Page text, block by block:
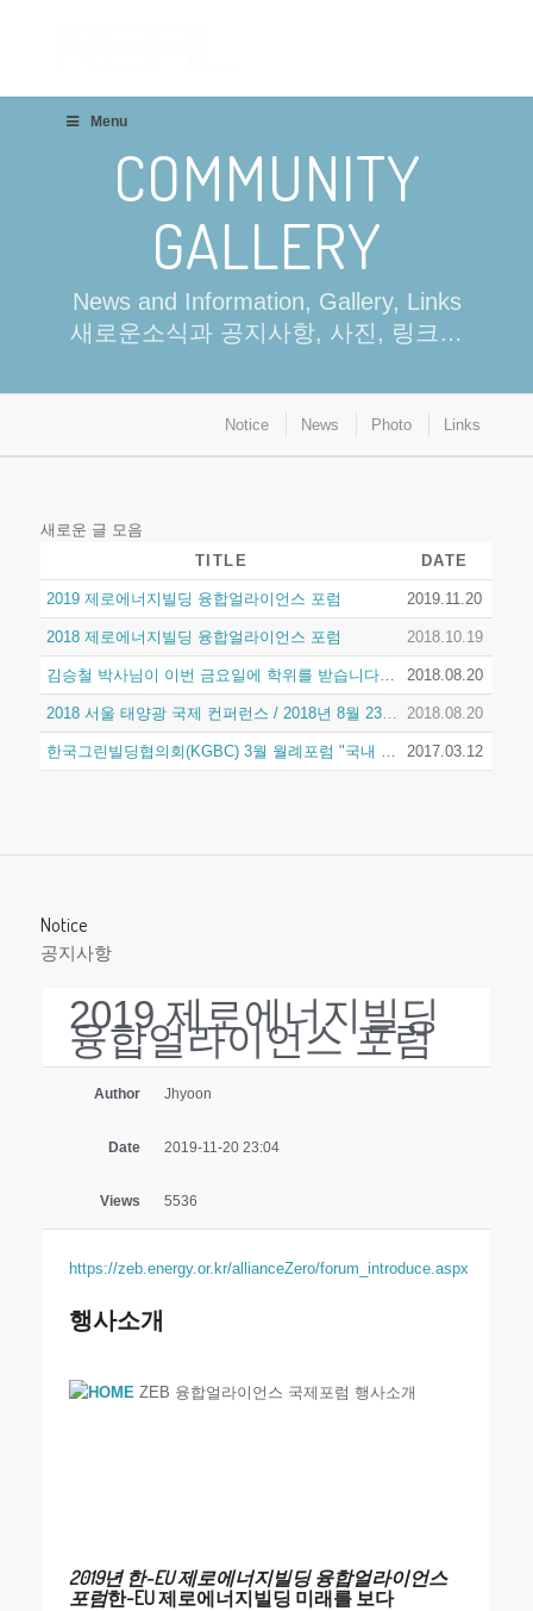
Menu
COMMUNITY
GALLERY
News and Information, Gallery, Links
새로운소식과 공지사항, 사진, 링크…
Notice News Photo Links
새로운 글 모음
TITLE
DATE
2019 제로에너지빌딩 융합얼라이언스 포럼 2019.11.20
2018 제로에너지빌딩 융합얼라이언스 포럼 2018.10.19
김승철 박사님이 이번 금요일에 학위를 받습니다.... 2018.08.20
2018 서울 태양광 국제 컨퍼런스 / 2018년 8월 23일 목요일 서울시청 다목적홀(8층) 2018.08.20
한국그린빌딩협의회(KGBC) 3월 월례포럼 "국내 제로에너지건물의 기술현황과 향후 전망" 2017.03.12
Notice
공지사항
2019 제로에너지빌딩
융합얼라이언스 포럼
Author Jhyoon
Date 2019-11-20 23:04
Views 5536
https://zeb.energy.or.kr/allianceZero/forum_introduce.aspx
행사소개
ZEB 융합얼라이언스 국제포럼 행사소개
2019년 한-EU 제로에너지빌딩 융합얼라이언스
포럼한-EU 제로에너지빌딩 미래를 보다